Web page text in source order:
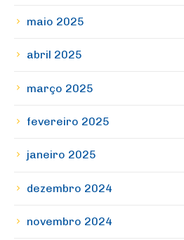
maio 2025
abril 2025
março 2025
fevereiro 2025
janeiro 2025
dezembro 2024
novembro 2024